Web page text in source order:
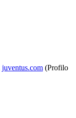
juventus.com (Profilo